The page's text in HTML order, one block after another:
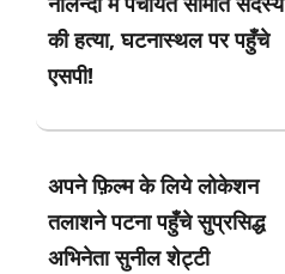
की हत्या, घटनास्थल पर पहुँचे
एसपी!
अपने फ़िल्म के लिये लोकेशन
तलाशने पटना पहुँचे सुप्रसिद्ध
अभिनेता सुनील शेट्टी